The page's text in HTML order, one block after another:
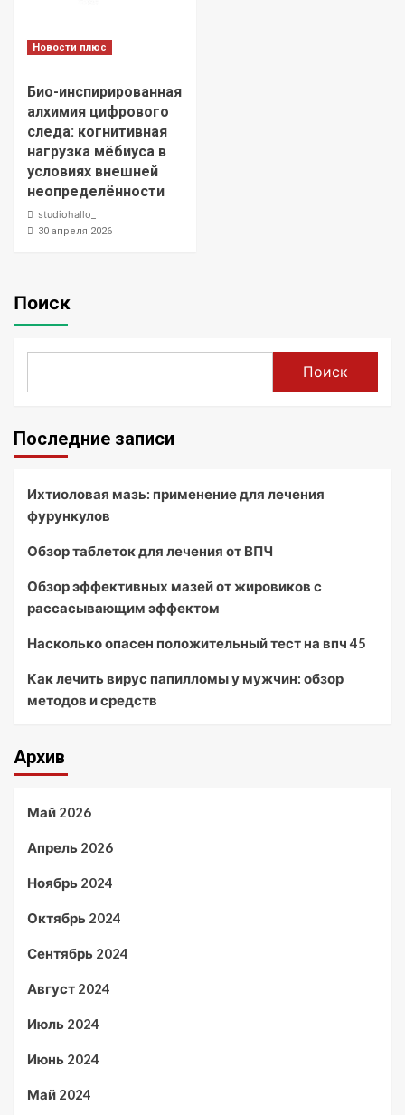
Новости плюс
Био-инспирированная
алхимия цифрового
следа: когнитивная
нагрузка мёбиуса в
условиях внешней
неопределённости
studiohallo_
30 апреля 2026
Поиск
Поиск
Последние записи
Ихтиоловая мазь: применение для лечения
фурункулов
Обзор таблеток для лечения от ВПЧ
Обзор эффективных мазей от жировиков с
рассасывающим эффектом
Насколько опасен положительный тест на впч 45
Как лечить вирус папилломы у мужчин: обзор
методов и средств
Архив
Май 2026
Апрель 2026
Ноябрь 2024
Октябрь 2024
Сентябрь 2024
Август 2024
Июль 2024
Июнь 2024
Май 2024